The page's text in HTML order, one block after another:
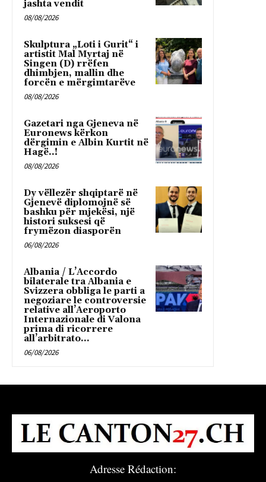
jashta vendit
08/08/2026
Skulptura „Loti i Gurit“ i
artistit Mal Myrtaj në
Singen (D) rrëfen
dhimbjen, mallin dhe
forcën e mërgimtarëve
08/08/2026
Gazetari nga Gjeneva në
Euronews kërkon
dërgimin e Albin Kurtit në
Hagë..!
08/08/2026
Dy vëllezër shqiptarë në
Gjenevë diplomojnë së
bashku për mjekësi, një
histori suksesi që
frymëzon diasporën
06/08/2026
Albania / L’Accordo
bilaterale tra Albania e
Svizzera obbliga le parti a
negoziare le controversie
relative all’Aeroporto
Internazionale di Valona
prima di ricorrere
all’arbitrato...
06/08/2026
Adresse Rédaction: